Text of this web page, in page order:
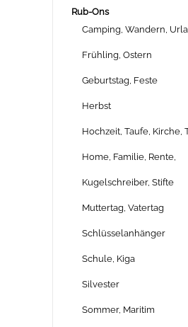
Rub-Ons
Camping, Wandern,
Frühling, Ostern
Geburtstag, Feste
Herbst
Hochzeit, Taufe, Kirche,
Home, Familie, Rente,
Kugelschreiber, Stifte
Muttertag, Vatertag
Schlüsselanhänger
Schule, Kiga
Silvester
Sommer, Maritim